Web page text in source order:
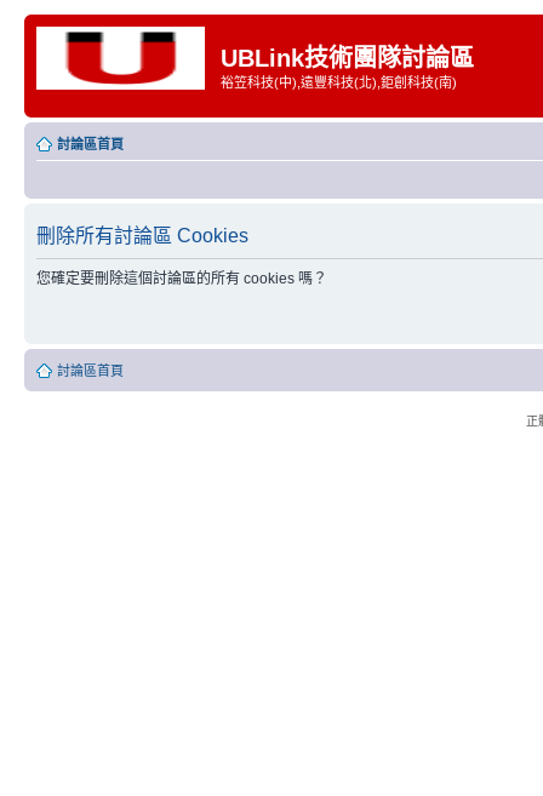
UBLink技術團隊討論區
裕笠科技(中),遠豐科技(北),鉅創科技(南)
討論區首頁
刪除所有討論區 Cookies
您確定要刪除這個討論區的所有 cookies 嗎？
討論區首頁
正